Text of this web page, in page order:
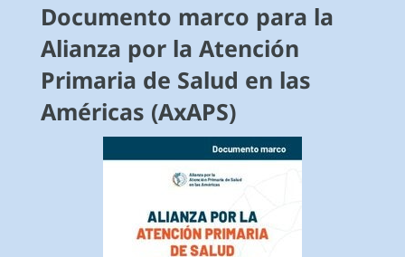
Documento marco para la
Alianza por la Atención
Primaria de Salud en las
Américas (AxAPS)